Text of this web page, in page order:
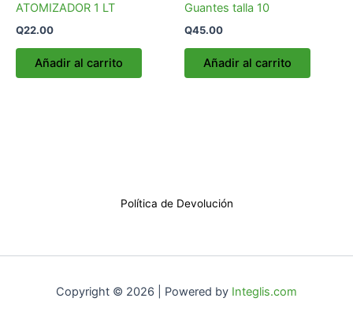
producto
ATOMIZADOR 1 LT
Q22.00
Añadir al carrito
Guantes talla 10
Q45.00
Añadir al carrito
Política de Devolución
Copyright © 2026 | Powered by Integlis.com